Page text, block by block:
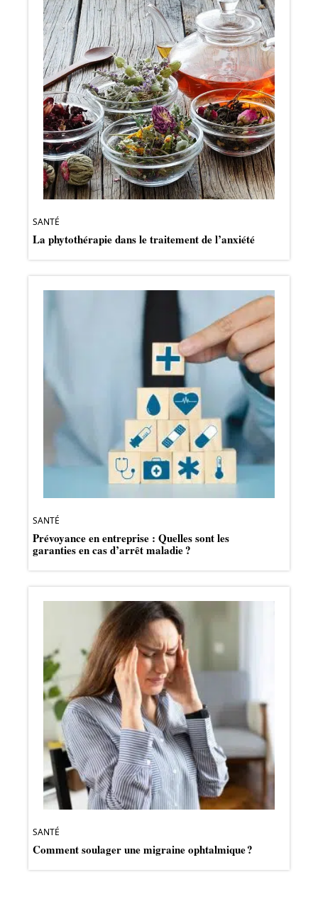
SANTÉ
La phytothérapie dans le traitement de l’anxiété
SANTÉ
Prévoyance en entreprise : Quelles sont les
garanties en cas d’arrêt maladie ?
SANTÉ
Comment soulager une migraine ophtalmique ?